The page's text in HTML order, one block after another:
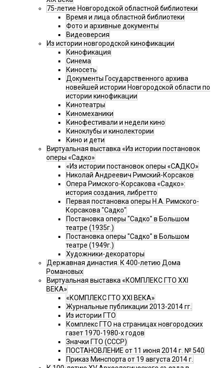
75-летие Новгородской областной библиотеки
Время и лица областной библиотеки
Фото и архивные документы
Видеоверсия
Из истории новгородской кинофикации
Кинофикация
Синема
Киносеть
Документы Государственного архива
новейшей истории Новгородской области по
истории кинофикации
Кинотеатры
Киномеханики
Кинофестивали и недели кино
Киноклубы и кинолектории
Кино и дети
Виртуальная выставка «Из истории постановок
оперы «Садко»
«Из истории постановок оперы «САДКО»
Николай Андреевич Римский-Корсаков
Опера Римского-Корсакова «Садко»:
история создания, либретто
Первая постановка оперы Н.А. Римского-
Корсакова "Садко"
Постановка оперы "Садко" в Большом
театре (1935г.)
Постановка оперы "Садко" в Большом
театре (1949г.)
Художники-декораторы
Державная династия. К 400-летию Дома
Романовых
Виртуальная выставка «КОМПЛЕКС ГТО XXI
ВЕКА»
«КОМПЛЕКС ГТО XXI ВЕКА»
Журнальные публикации 2013-2014 гг.
Из истории ГТО
Комплекс ГТО на страницах новгородских
газет 1970-1980-х годов
Значки ГТО (СССР)
ПОСТАНОВЛЕНИЕ от 11 июня 2014 г. № 540
Приказ Минспорта от 19 августа 2014 г.